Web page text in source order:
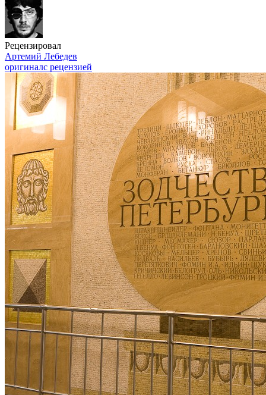
Рецензировал
Артемий Лебедев
оригиналс рецензией